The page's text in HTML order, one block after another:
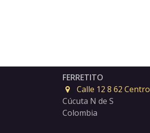
FERRETITO
Calle 12 8 62 Centro
Cúcuta N de S
Colombia